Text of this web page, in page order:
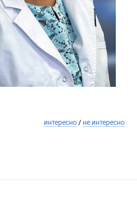
интересно / не интересно